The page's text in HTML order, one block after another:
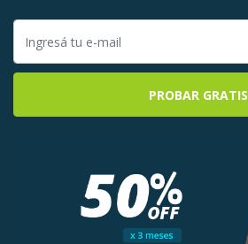
PROBAR GRATIS